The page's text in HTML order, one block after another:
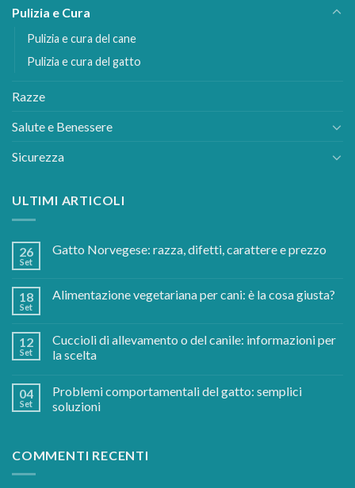
Pulizia e Cura
Pulizia e cura del cane
Pulizia e cura del gatto
Razze
Salute e Benessere
Sicurezza
ULTIMI ARTICOLI
26
Set
Gatto Norvegese: razza, difetti, carattere e prezzo
18
Set
Alimentazione vegetariana per cani: è la cosa giusta?
12
Set
Cuccioli di allevamento o del canile: informazioni per
la scelta
04
Set
Problemi comportamentali del gatto: semplici
soluzioni
COMMENTI RECENTI